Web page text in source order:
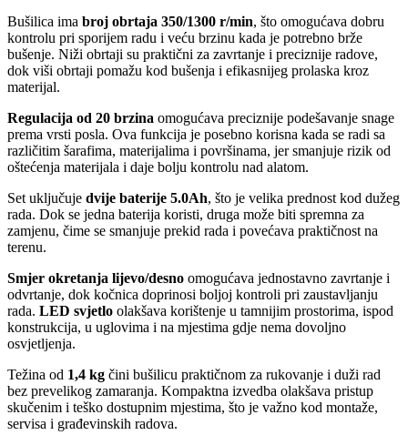
Bušilica ima broj obrtaja 350/1300 r/min, što omogućava dobru
kontrolu pri sporijem radu i veću brzinu kada je potrebno brže
bušenje. Niži obrtaji su praktični za zavrtanje i preciznije radove,
dok viši obrtaji pomažu kod bušenja i efikasnijeg prolaska kroz
materijal.
Regulacija od 20 brzina omogućava preciznije podešavanje snage
prema vrsti posla. Ova funkcija je posebno korisna kada se radi sa
različitim šarafima, materijalima i površinama, jer smanjuje rizik od
oštećenja materijala i daje bolju kontrolu nad alatom.
Set uključuje dvije baterije 5.0Ah, što je velika prednost kod dužeg
rada. Dok se jedna baterija koristi, druga može biti spremna za
zamjenu, čime se smanjuje prekid rada i povećava praktičnost na
terenu.
Smjer okretanja lijevo/desno omogućava jednostavno zavrtanje i
odvrtanje, dok kočnica doprinosi boljoj kontroli pri zaustavljanju
rada. LED svjetlo olakšava korištenje u tamnijim prostorima, ispod
konstrukcija, u uglovima i na mjestima gdje nema dovoljno
osvjetljenja.
Težina od 1,4 kg čini bušilicu praktičnom za rukovanje i duži rad
bez prevelikog zamaranja. Kompaktna izvedba olakšava pristup
skučenim i teško dostupnim mjestima, što je važno kod montaže,
servisa i građevinskih radova.